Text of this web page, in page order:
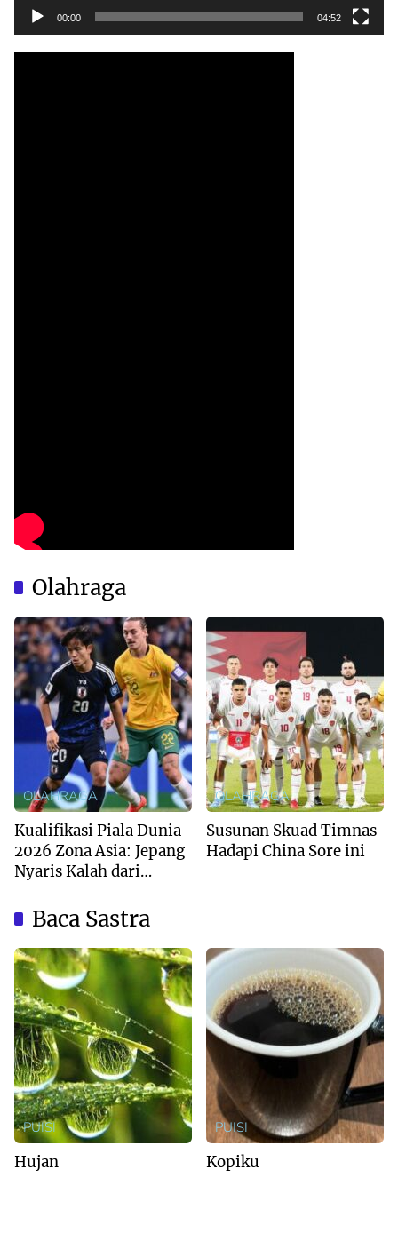
00:00 04:52
Olahraga
OLAHRAGA
Kualifikasi Piala Dunia
2026 Zona Asia: Jepang
Nyaris Kalah dari
OLAHRAGA
Susunan Skuad Timnas
Hadapi China Sore ini
Baca Sastra
PUISI
Hujan
PUISI
Kopiku